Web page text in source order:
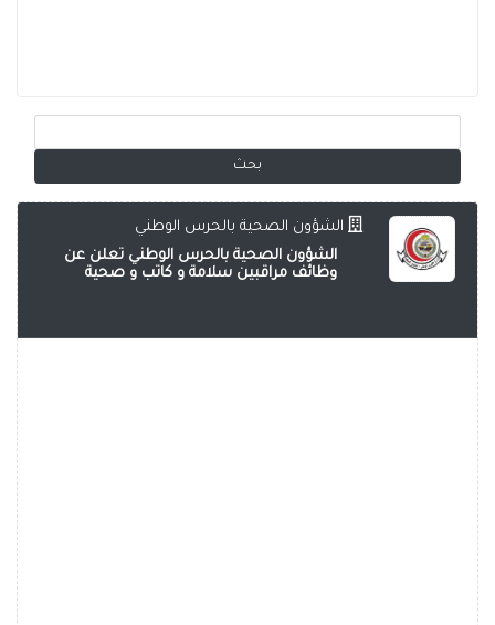
الشؤون الصحية بالحرس الوطني
الشؤون الصحية بالحرس الوطني تعلن عن
وظائف مراقبين سلامة و كاتب و صحية